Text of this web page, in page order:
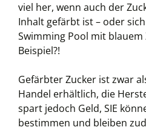
viel her, wenn auch der
Inhalt gefärbt ist – oder
Swimming Pool mit
Beispiel?!
Gefärbter Zucker ist zwar
Handel erhältlich, die
spart jedoch Geld, SIE
bestimmen und bleiben